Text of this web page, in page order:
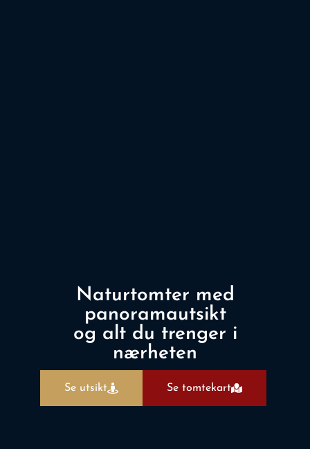
Naturtomter med
panoramautsikt
og alt du trenger i
nærheten
Se utsikt Se tomtekart